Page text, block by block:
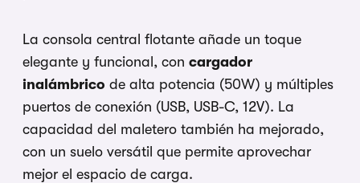
La consola central flotante añade un toque
elegante y funcional, con cargador
inalámbrico de alta potencia (50W) y múltiples
puertos de conexión (USB, USB-C, 12V). La
capacidad del maletero también ha mejorado,
con un suelo versátil que permite aprovechar
mejor el espacio de carga.